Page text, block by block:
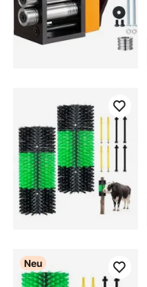
Neu